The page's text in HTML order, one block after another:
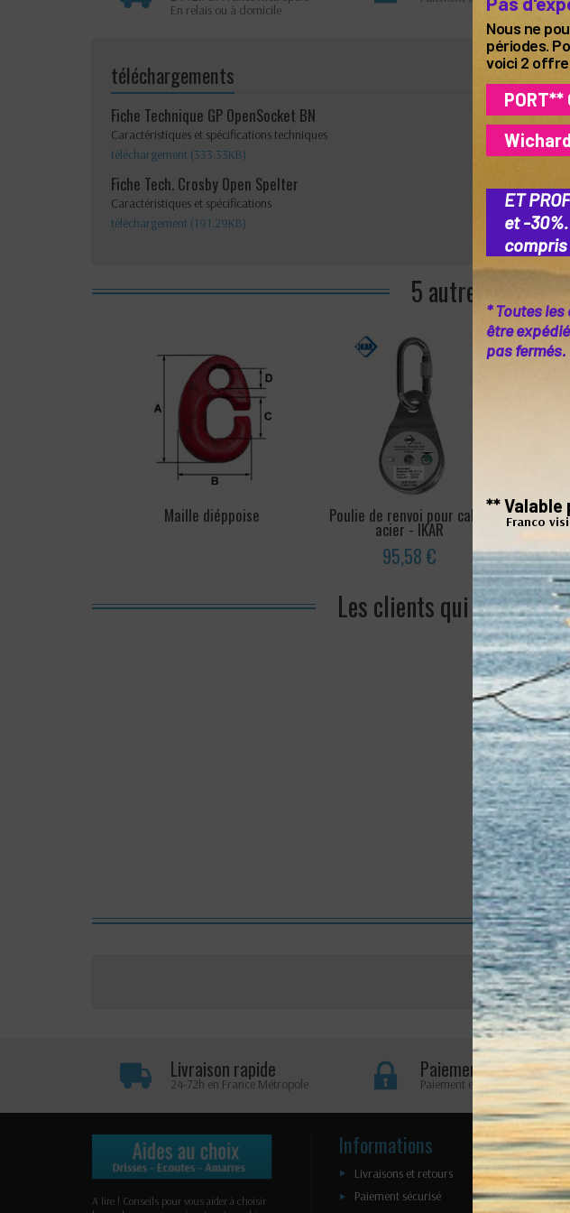
En relais ou à domicile
téléchargements
Fiche Technique GP OpenSocket BN
Caractéristiques et spécifications techniques
téléchargement (333.33KB)
Fiche Tech. Crosby Open Spelter
Caractéristiques et spécifications
téléchargement (191.29KB)
5 autres
Maille diéppoise Poulie de renvoi pour cable
acier - IKAR
95,58 €
pour
Les clients qui ont
Aucun avis
Livraison rapide
24-72h en France Métropole
Paiement sécurisé
Paiement en ligne 100%
A lire ! Conseils pour vous aider à choisir
Informations
Livraisons et retours
Paiement sécurisé
Nous ne
périodes.
voici 2
ET
et -
compris
* Toutes
être
pas fermés.
** Valable
Franco